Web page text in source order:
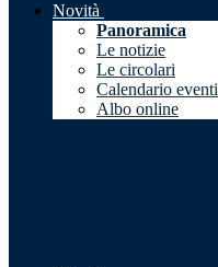
Novità
Panoramica
Le notizie
Le circolari
Calendario eventi
Albo online